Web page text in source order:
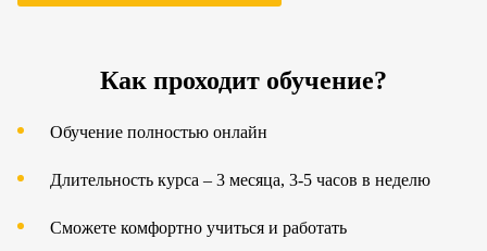
Как проходит обучение?
Обучение полностью онлайн
Длительность курса – 3 месяца, 3-5 часов в неделю
Сможете комфортно учиться и работать